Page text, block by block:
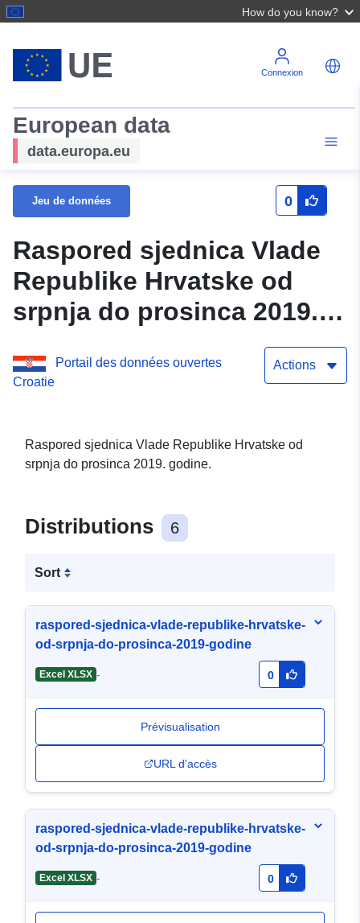
How do you know?
Connexion
European data
data.europa.eu
Jeu de données 0
Raspored sjednica Vlade
Republike Hrvatske od
srpnja do prosinca 2019.
Portail des données ouvertes
Croatie
Actions
Raspored sjednica Vlade Republike Hrvatske od
srpnja do prosinca 2019. godine.
Distributions 6
Sort
raspored-sjednica-vlade-republike-hrvatske-
od-srpnja-do-prosinca-2019-godine
Excel XLSX - 0
Prévisualisation
URL d'accès
raspored-sjednica-vlade-republike-hrvatske-
od-srpnja-do-prosinca-2019-godine
Excel XLSX - 0